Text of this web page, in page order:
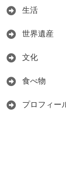
生活
世界遺産
文化
食べ物
プロフィー